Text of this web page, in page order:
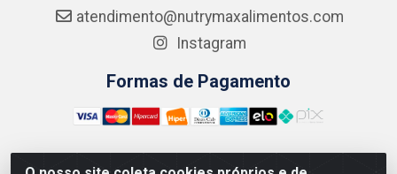
atendimento@nutrymaxalimentos.com
Instagram
Formas de Pagamento